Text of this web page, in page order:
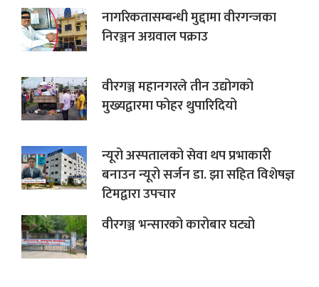
नागरिकतासम्बन्धी मुद्दामा वीरगन्जका
निरञ्जन अग्रवाल पक्राउ
वीरगञ्ज महानगरले तीन उद्योगको
मुख्यद्वारमा फोहर थुपारिदियो
न्यूरो अस्पतालको सेवा थप प्रभाकारी
बनाउन न्यूरो सर्जन डा. झा सहित विशेषज्ञ
टिमद्वारा उपचार
वीरगञ्ज भन्सारको कारोबार घट्यो